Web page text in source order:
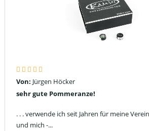
Von: Jürgen Höcker
sehr gute Pommeranze!
. . . verwende ich seit Jahren für meine
und mich -...